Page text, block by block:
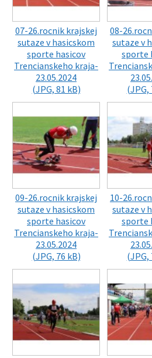
07-26.rocnik krajskej
sutaze v hasicskom
sporte hasicov
Trencianskeho kraja-
23.05.2024
(JPG, 81 kB)
08-
sutaze v
sporte
(JPG,
09-26.rocnik krajskej
sutaze v hasicskom
sporte hasicov
Trencianskeho kraja-
23.05.2024
(JPG, 76 kB)
10-
sutaze v
sporte
(JPG,